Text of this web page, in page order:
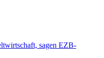
sagen EZB-